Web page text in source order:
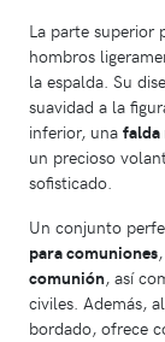
La parte superior
hombros
la espalda. Su
suavidad a la
inferior, una falda
un precioso
sofisticado.
Un conjunto
para comuniones
comunión, así
civiles. Además,
bordado, ofrece